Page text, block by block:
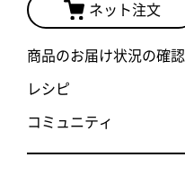
ネット注文
商品のお届け状況の確認
レシピ
コミュニティ